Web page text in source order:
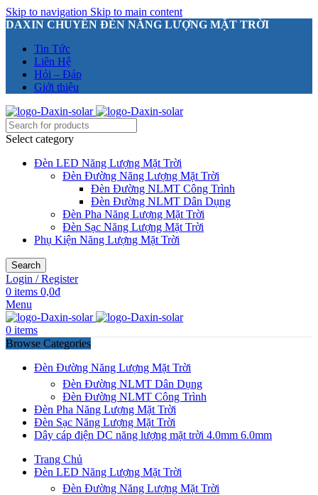
Skip to navigation Skip to main content
DAXIN CHUYÊN ĐÈN NĂNG LƯỢNG MẶT TRỜI
Tin Tức
Liên Hệ
Hỏi – Đáp
Giới thiệu
Select category
Đèn LED Năng Lượng Mặt Trời
Đèn Đường Năng Lượng Mặt Trời
Đèn Đường NLMT Công Trình
Đèn Đường NLMT Dân Dụng
Đèn Pha Năng Lượng Mặt Trời
Đèn Sạc Năng Lượng Mặt Trời
Phụ Kiện Năng Lượng Mặt Trời
Search
Login / Register
0 items 0,0₫
Menu
0 items
Browse Categories
Đèn Đường Năng Lượng Mặt Trời
Đèn Đường NLMT Dân Dụng
Đèn Đường NLMT Công Trình
Đèn Pha Năng Lượng Mặt Trời
Đèn Sạc Năng Lượng Mặt Trời
Dây cáp điện DC năng lượng mặt trời 4.0mm 6.0mm
Trang Chủ
Đèn LED Năng Lượng Mặt Trời
Đèn Đường Năng Lượng Mặt Trời